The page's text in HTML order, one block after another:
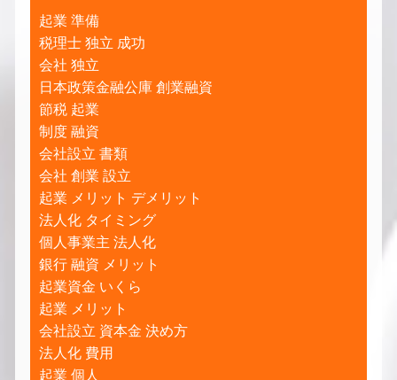
起業 準備
税理士 独立 成功
会社 独立
日本政策金融公庫 創業融資
節税 起業
制度 融資
会社設立 書類
会社 創業 設立
起業 メリット デメリット
法人化 タイミング
個人事業主 法人化
銀行 融資 メリット
起業資金 いくら
起業 メリット
会社設立 資本金 決め方
法人化 費用
起業 個人